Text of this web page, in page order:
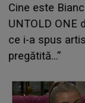
Cine este
UNTOLD ONE
ce i-a spus
pregătită...”